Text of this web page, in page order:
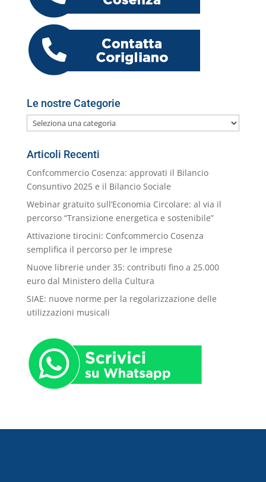
o
k
p er
M
ai
l
di
Le nostre Categorie
Le
nostre
Categorie
Articoli Recenti
Confcommercio Cosenza: approvati il Bilancio
Consuntivo 2025 e il Bilancio Sociale
Webinar gratuito sull’Economia Circolare: al via il
percorso “Transizione energetica e sostenibile”
Attivazione tirocini: Confcommercio Cosenza
semplifica il percorso per le imprese
Nuove librerie under 35: contributi fino a 25.000
euro dal Ministero della Cultura
SIAE: nuove norme per la regolarizzazione delle
utilizzazioni musicali